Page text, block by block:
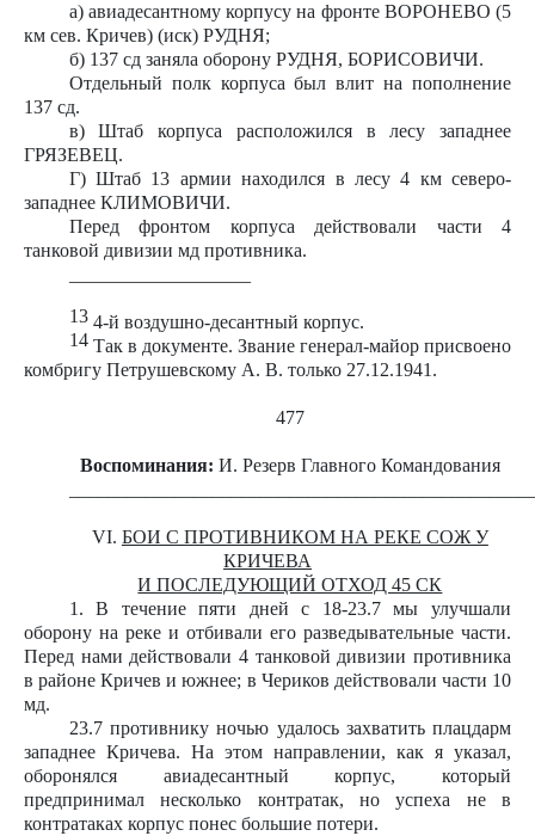
а) авиадесантному корпусу на фронте ВОРОНЕВО (5
км сев. Кричев) (иск) РУДНЯ;
б) 137 сд заняла оборону РУДНЯ, БОРИСОВИЧИ.
Отдельный полк корпуса был влит на пополнение
137 сд.
в) Штаб корпуса расположился в лесу западнее
ГРЯЗЕВЕЦ.
Г) Штаб 13 армии находился в лесу 4 км северо-
западнее КЛИМОВИЧИ.
Перед фронтом корпуса действовали части 4
танковой дивизии мд противника.
134-й воздушно-десантный корпус.
14Так в документе. Звание генерал-майор присвоено
комбригу Петрушевскому А. В. только 27.12.1941.
477
Воспоминания: И. Резерв Главного Командования
VI. БОИ С ПРОТИВНИКОМ НА РЕКЕ СОЖ У
КРИЧЕВА
И ПОСЛЕДУЮЩИЙ ОТХОД 45 СК
1. В течение пяти дней с 18-23.7 мы улучшали
оборону на реке и отбивали его разведывательные части.
Перед нами действовали 4 танковой дивизии противника
в районе Кричев и южнее; в Чериков действовали части 10
мд.
23.7 противнику ночью удалось захватить плацдарм
западнее Кричева. На этом направлении, как я указал,
оборонялся авиадесантный корпус, который
предпринимал несколько контратак, но успеха не в
контратаках корпус понес большие потери.